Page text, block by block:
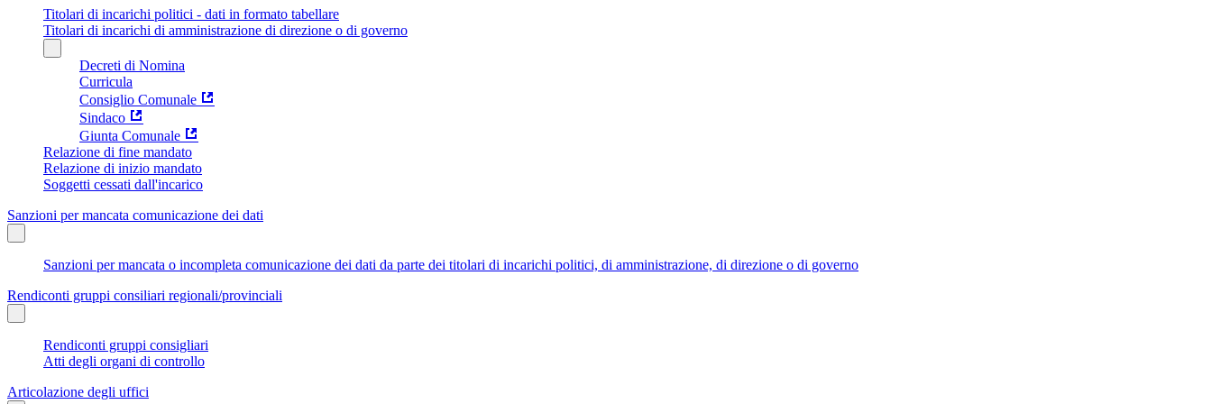
Titolari di incarichi politici - dati in formato tabellare
Titolari di incarichi di amministrazione di direzione o di governo
Decreti di Nomina
Curricula
Consiglio Comunale
Sindaco
Giunta Comunale
Relazione di fine mandato
Relazione di inizio mandato
Soggetti cessati dall'incarico
Sanzioni per mancata comunicazione dei dati
Sanzioni per mancata o incompleta comunicazione dei dati da parte dei titolari di incarichi politici, di amministrazione, di direzione o di governo
Rendiconti gruppi consiliari regionali/provinciali
Rendiconti gruppi consigliari
Atti degli organi di controllo
Articolazione degli uffici